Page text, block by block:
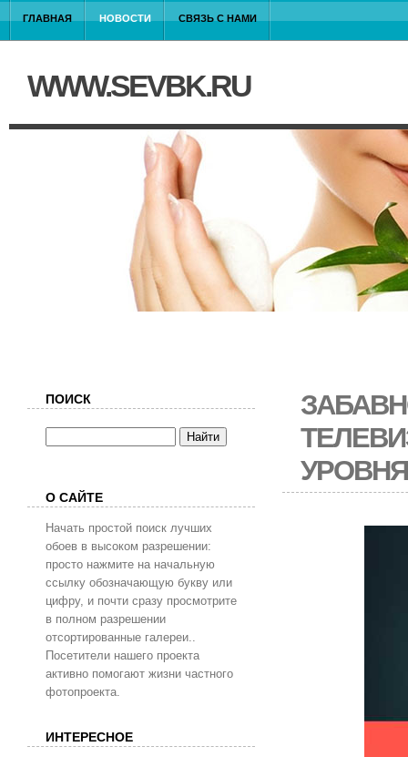
ГЛАВНАЯ НОВОСТИ СВЯЗЬ С НАМИ
WWW.SEVBK.RU
ПОИСК
О САЙТЕ
Начать простой поиск лучших
обоев в высоком разрешении:
просто нажмите на начальную
ссылку обозначающую букву или
цифру, и почти сразу просмотрите
в полном разрешении
отсортированные галереи..
Посетители нашего проекта
активно помогают жизни частного
фотопроекта.
ИНТЕРЕСНОЕ